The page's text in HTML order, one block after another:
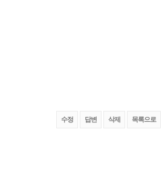
수정 답변 삭제 목록으로